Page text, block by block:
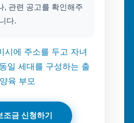
, 관련 공고를 확인해주
다.
시에 주소를 두고 자녀
일 세대를 구성하는 출
육 부모
조금 신청하기